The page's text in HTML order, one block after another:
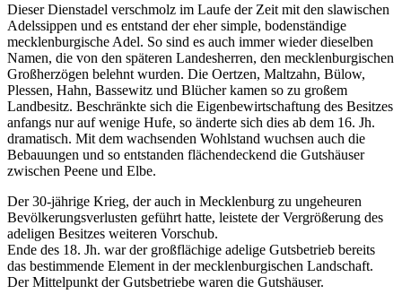
Dieser Dienstadel verschmolz im Laufe der Zeit mit den slawischen
Adelssippen und es entstand der eher simple, bodenständige
mecklenburgische Adel. So sind es auch immer wieder dieselben
Namen, die von den späteren Landesherren, den mecklenburgischen
Großherzögen belehnt wurden. Die Oertzen, Maltzahn, Bülow,
Plessen, Hahn, Bassewitz und Blücher kamen so zu großem
Landbesitz. Beschränkte sich die Eigenbewirtschaftung des Besitzes
anfangs nur auf wenige Hufe, so änderte sich dies ab dem 16. Jh.
dramatisch. Mit dem wachsenden Wohlstand wuchsen auch die
Bebauungen und so entstanden flächendeckend die Gutshäuser
zwischen Peene und Elbe.
Der 30-jährige Krieg, der auch in Mecklenburg zu ungeheuren
Bevölkerungsverlusten geführt hatte, leistete der Vergrößerung des
adeligen Besitzes weiteren Vorschub.
Ende des 18. Jh. war der großflächige adelige Gutsbetrieb bereits
das bestimmende Element in der mecklenburgischen Landschaft.
Der Mittelpunkt der Gutsbetriebe waren die Gutshäuser.